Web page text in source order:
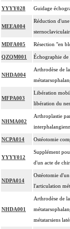
YYYY028 Guidage
MEEA004
Réduction
MDFA005 Résection "en
QZQM001 Échographie de
NHDA004
Arthrodèse de
MFPA003
Libération
libération du
NHMA002
Arthroplastie
NCPA014 Ostéotomie
YYYY012
Supplément
d'un acte de
NDPA014
Ostéotomie
l'articulation
NHDA001
Arthrodèse de
métatarsiens